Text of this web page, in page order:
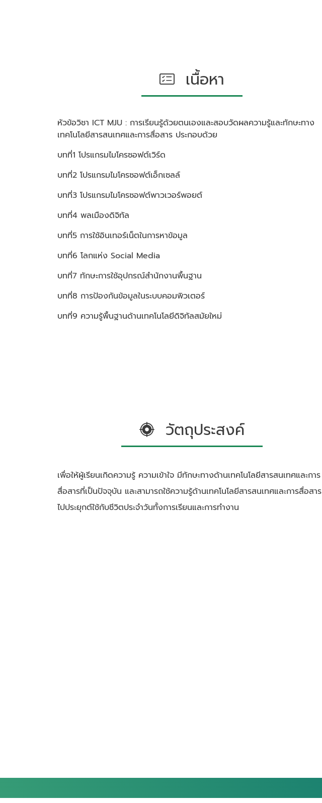
เนื้อหา
หัวข้อวิชา ICT MJU : การเรียนรู้ด้วยตนเองและสอบวัดผลความรู้และทักษะทาง
เทคโนโลยีสารสนเทศและการสื่อสาร ประกอบด้วย
บทที่1 โปรแกรมไมโครซอฟต์เวิร์ด
บทที่2 โปรแกรมไมโครซอฟต์เอ็กเซลล์
บทที่3 โปรแกรมไมโครซอฟต์พาวเวอร์พอยต์
บทที่4 พลเมืองดิจิทัล
บทที่5 การใช้อินเทอร์เน็ตในการหาข้อมูล
บทที่6 โลกแห่ง Social Media
บทที่7 ทักษะการใช้อุปกรณ์สำนักงานพื้นฐาน
บทที่8 การป้องกันข้อมูลในระบบคอมพิวเตอร์
บทที่9 ความรู้พื้นฐานด้านเทคโนโลยีดิจิทัลสมัยใหม่
วัตถุประสงค์
เพื่อให้ผู้เรียนเกิดความรู้ ความเข้าใจ มีทักษะทางด้านเทคโนโลยีสารสนเทศและการ
สื่อสารที่เป็นปัจจุบัน และสามารถใช้ความรู้ด้านเทคโนโลยีสารสนเทศและการสื่อสาร
ไปประยุกต์ใช้กับชีวิตประจำวันทั้งการเรียนและการทำงาน